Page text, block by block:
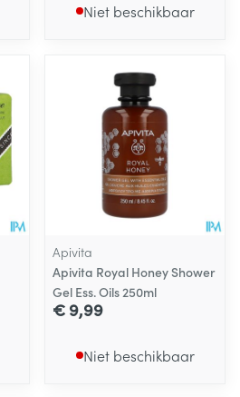
Niet beschikbaar
Apivita
Apivita Royal Honey Shower
Gel Ess. Oils 250ml
€ 9,99
Niet beschikbaar